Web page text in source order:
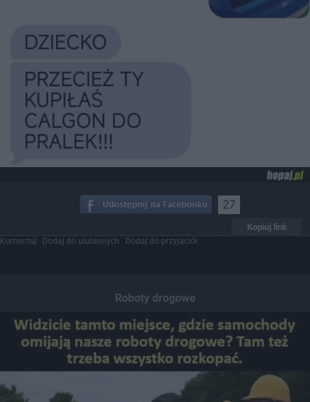
27
Kopiuj link
Komentuj Dodaj do ulubionych Dodaj do przyjaciół
Roboty drogowe